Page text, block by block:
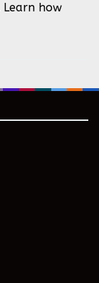
Learn how